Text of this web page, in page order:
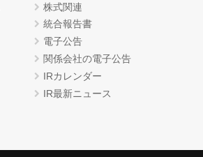
株式関連
統合報告書
電子公告
関係会社の電子公告
IRカレンダー
IR最新ニュース